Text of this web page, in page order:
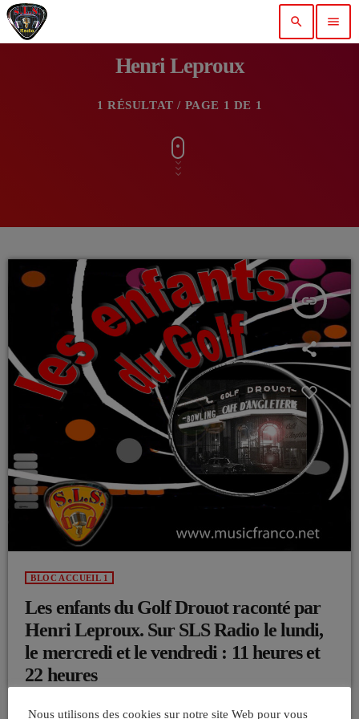
search menu
Henri Leproux
1 RÉSULTAT / PAGE 1 DE 1
insert_link
BLOC ACCUEIL 1
Les enfants du Golf Drouot raconté par
Henri Leproux. Sur SLS Radio le lundi,
le mercredi et le vendredi : 11 heures et
22 heures
Nous utilisons des cookies sur notre site Web pour vous